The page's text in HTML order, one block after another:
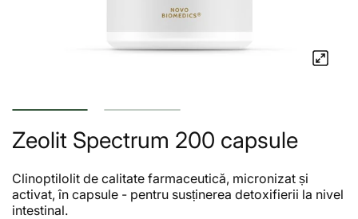
Zeolit Spectrum 200 capsule
Clinoptilolit de calitate farmaceutică, micronizat și
activat, în capsule - pentru susținerea detoxifierii la nivel
intestinal.